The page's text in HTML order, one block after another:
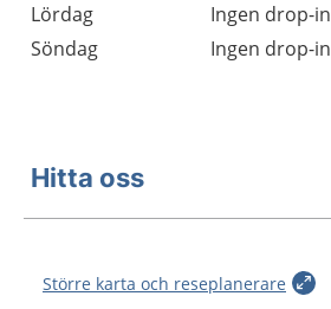
Lördag
Ingen drop-in
Söndag
Ingen drop-in
Hitta oss
Större karta och reseplanerare